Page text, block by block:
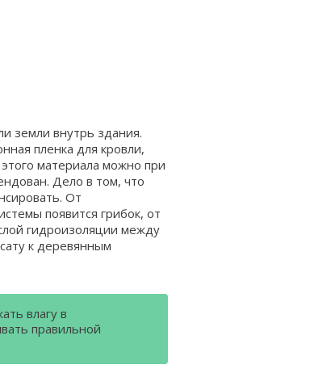
земли внутрь здания.
пленка для кровли,
материала можно при
Дело в том, что
От
появится грибок, от
гидроизоляции между
к деревянным
влагу в
правильной